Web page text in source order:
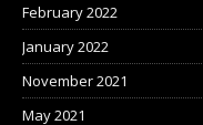
February 2022
January 2022
November 2021
May 2021